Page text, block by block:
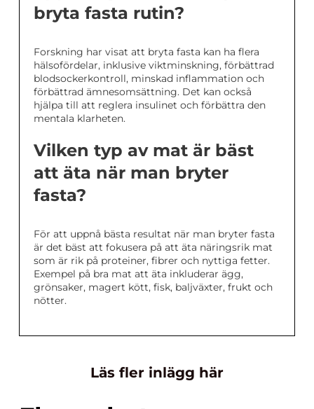
bryta fasta rutin?
Forskning har visat att bryta fasta kan ha flera
hälsofördelar, inklusive viktminskning, förbättrad
blodsockerkontroll, minskad inflammation och
förbättrad ämnesomsättning. Det kan också
hjälpa till att reglera insulinet och förbättra den
mentala klarheten.
Vilken typ av mat är bäst
att äta när man bryter
fasta?
För att uppnå bästa resultat när man bryter fasta
är det bäst att fokusera på att äta näringsrik mat
som är rik på proteiner, fibrer och nyttiga fetter.
Exempel på bra mat att äta inkluderar ägg,
grönsaker, magert kött, fisk, baljväxter, frukt och
nötter.
Läs fler inlägg här